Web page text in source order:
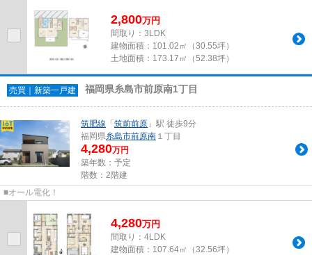
2,800万円
間取り：3LDK
建物面積： 101.02㎡（30.55坪）
土地面積： 173.17㎡（52.38坪）
売買｜新築一戸建 福岡県糸島市前原南1丁目
筑肥線 「 筑前前原 」駅 徒歩9分
福岡県糸島市前原南 １丁目
4,280万円
築年数：予定
階数：2階建
■オール電化！
4,280万円
間取り：4LDK
建物面積： 107.64㎡（32.56坪）